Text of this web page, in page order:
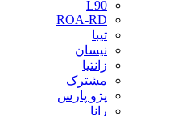
L90
ROA-RD
تیبا
نیسان
زانتیا
مشترک
پژو پارس
رانا